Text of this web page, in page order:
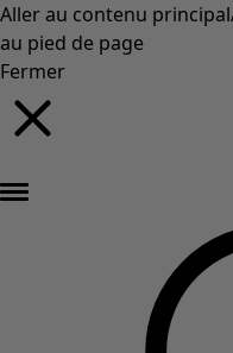
Aller au contenu principal
au pied de page
Fermer